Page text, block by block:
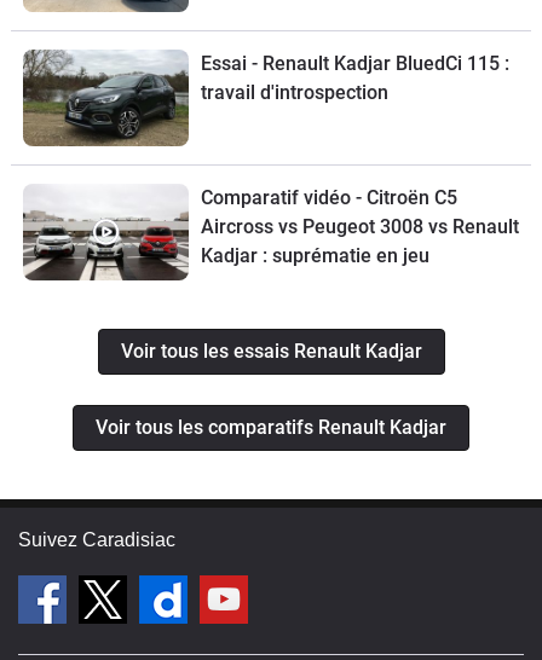
Essai - Renault Kadjar BluedCi 115 :
travail d'introspection
Comparatif vidéo - Citroën C5
Aircross vs Peugeot 3008 vs Renault
Kadjar : suprématie en jeu
Voir tous les essais Renault Kadjar
Voir tous les comparatifs Renault Kadjar
Suivez Caradisiac